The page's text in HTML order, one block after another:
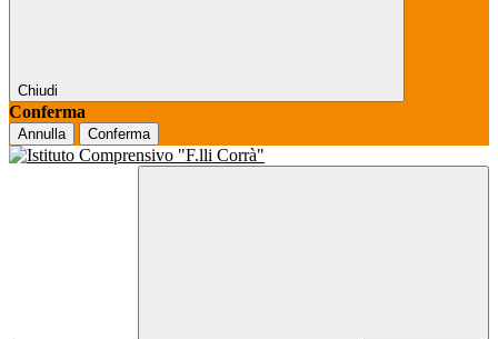
Chiudi
Conferma
Annulla Conferma